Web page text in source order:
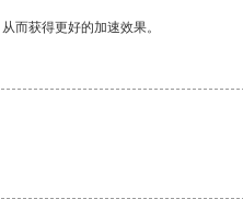
而获得更好的加速效果。